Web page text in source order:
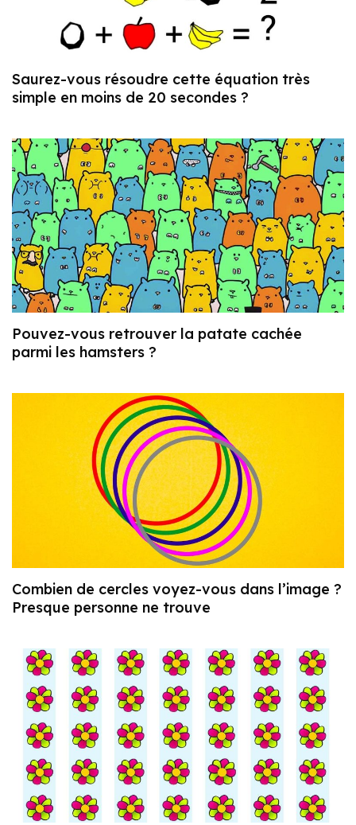
Saurez-vous résoudre cette équation très
simple en moins de 20 secondes ?
Pouvez-vous retrouver la patate cachée
parmi les hamsters ?
Combien de cercles voyez-vous dans l’image ?
Presque personne ne trouve